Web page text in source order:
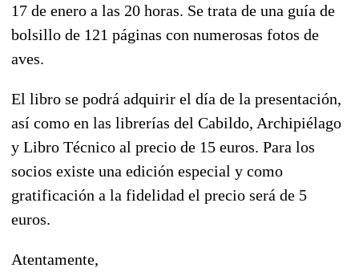
17 de enero a las 20 horas. Se trata de una guía de
bolsillo de 121 páginas con numerosas fotos de
aves.
El libro se podrá adquirir el día de la presentación,
así como en las librerías del Cabildo, Archipiélago
y Libro Técnico al precio de 15 euros. Para los
socios existe una edición especial y como
gratificación a la fidelidad el precio será de 5
euros.
Atentamente,